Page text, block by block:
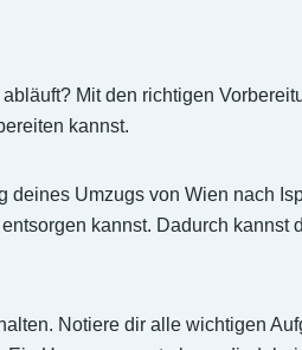
Mit den richtigen
kannst.
Umzugs von Wien nach
kannst. Dadurch kannst
Notiere dir alle wichtigen